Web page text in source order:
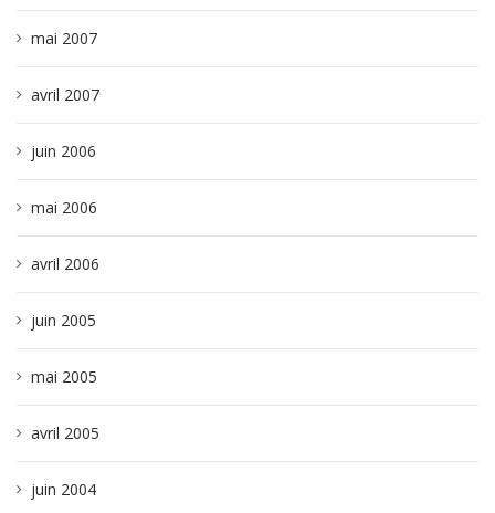
mai 2007
avril 2007
juin 2006
mai 2006
avril 2006
juin 2005
mai 2005
avril 2005
juin 2004